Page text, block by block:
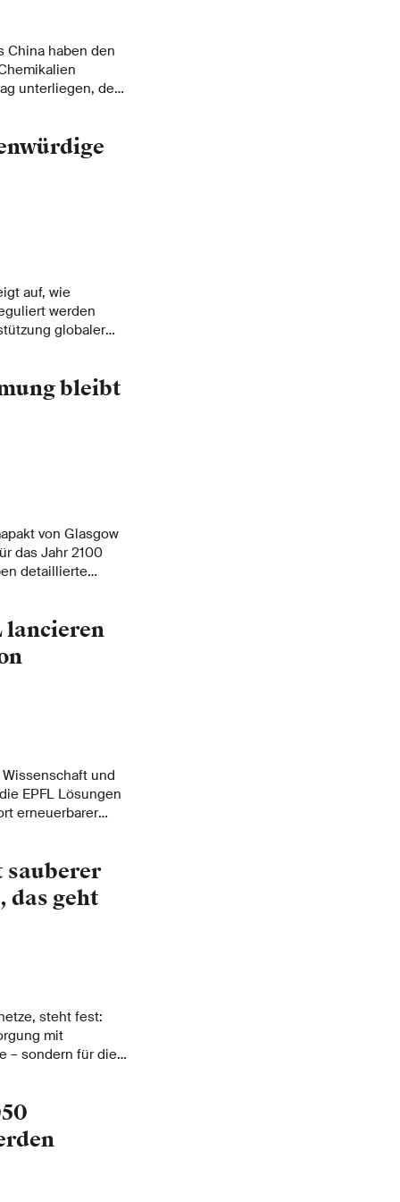
China haben den
unterliegen, dem
nach
und
auf, wie
werden
globaler
bleibt
von Glasgow
das Jahr 2100
detaillierte
zu analysieren.
lancieren
und
EPFL Lösungen
erneuerbarer
bereits ihr
sauberer
das geht
steht fest:
mit
– sondern für die